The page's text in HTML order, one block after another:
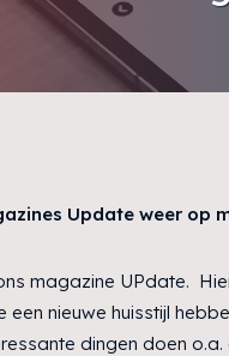
Update weer op
magazine UPdate.
nieuwe huisstijl
dingen doen